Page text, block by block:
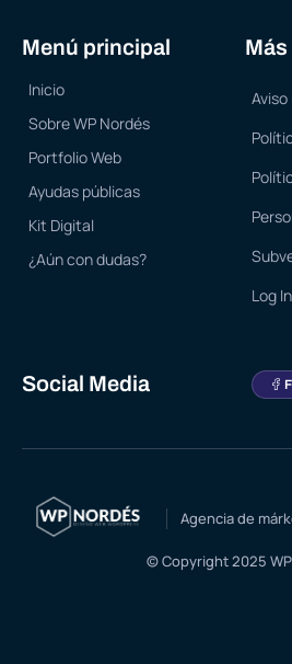
Menú principal
Inicio
Sobre WP Nordés
Portfolio Web
Ayudas públicas
Kit Digital
¿Aún con dudas?
Aviso
Log In
Social Media
Agencia de
© Copyright 2025